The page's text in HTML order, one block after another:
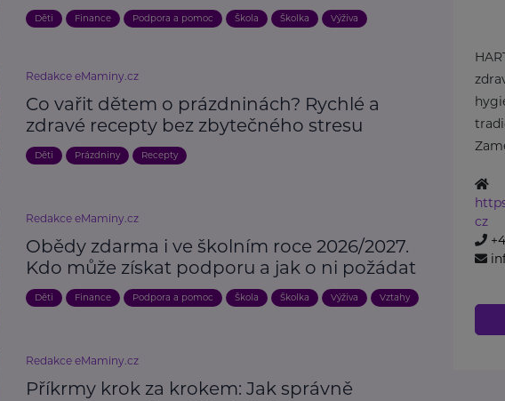
Děti Finance Podpora a pomoc Škola Školka Výživa
Redakce eMaminy.cz
Co vařit dětem o prázdninách? Rychlé a
zdravé recepty bez zbytečného stresu
Děti Prázdniny Recepty
Redakce eMaminy.cz
Obědy zdarma i ve školním roce 2026/2027.
Kdo může získat podporu a jak o ni požádat
Děti Finance Podpora a pomoc Škola Školka Výživa Vztahy
Redakce eMaminy.cz
Příkrmy krok za krokem: Jak správně
cz